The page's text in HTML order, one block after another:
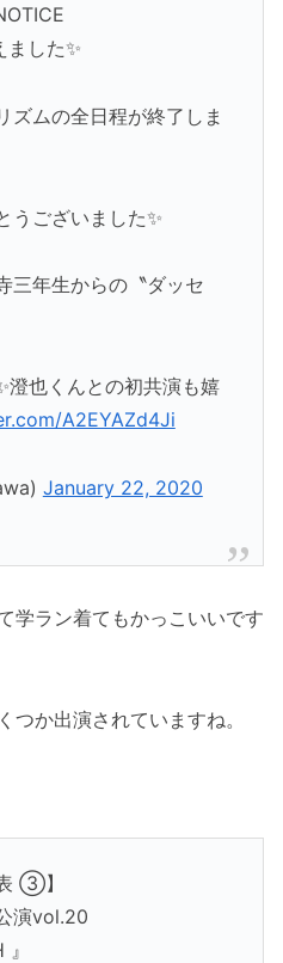
ました✨
ズムの全日程が終了しま
うございました✨
三年生からの〝ダッセ
澄也くんとの初共演も嬉
A2EYAZd4Ji
January 22, 2020
学ラン着てもかっこいいです
つか出演されていますね。
③】
演vol.20